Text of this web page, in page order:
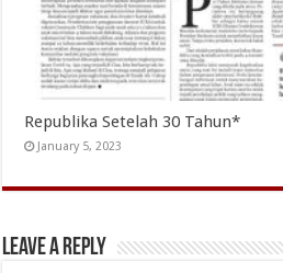
Republika Setelah 30 Tahun*
January 5, 2023
Leave a Reply